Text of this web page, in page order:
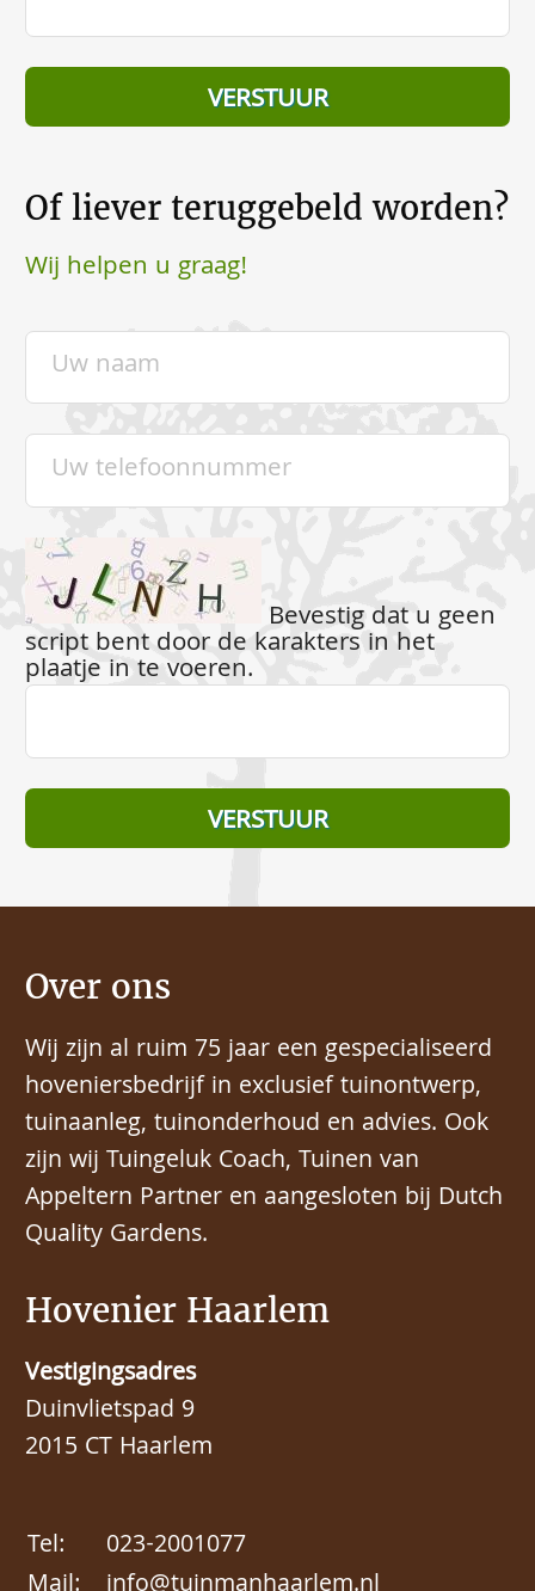
Of liever teruggebeld worden?
Wij helpen u graag!
Bevestig dat u geen
script bent door de karakters in het
plaatje in te voeren.
Hovenier Haarlem
Vestigingsadres
Duinvlietspad 9
2015 CT Haarlem
Tel:
023-2001077
Over ons
Wij zijn al ruim 75 jaar een gespecialiseerd
hoveniersbedrijf in exclusief tuinontwerp,
tuinaanleg, tuinonderhoud en advies. Ook
zijn wij Tuingeluk Coach, Tuinen van
Appeltern Partner en aangesloten bij Dutch
Quality Gardens.